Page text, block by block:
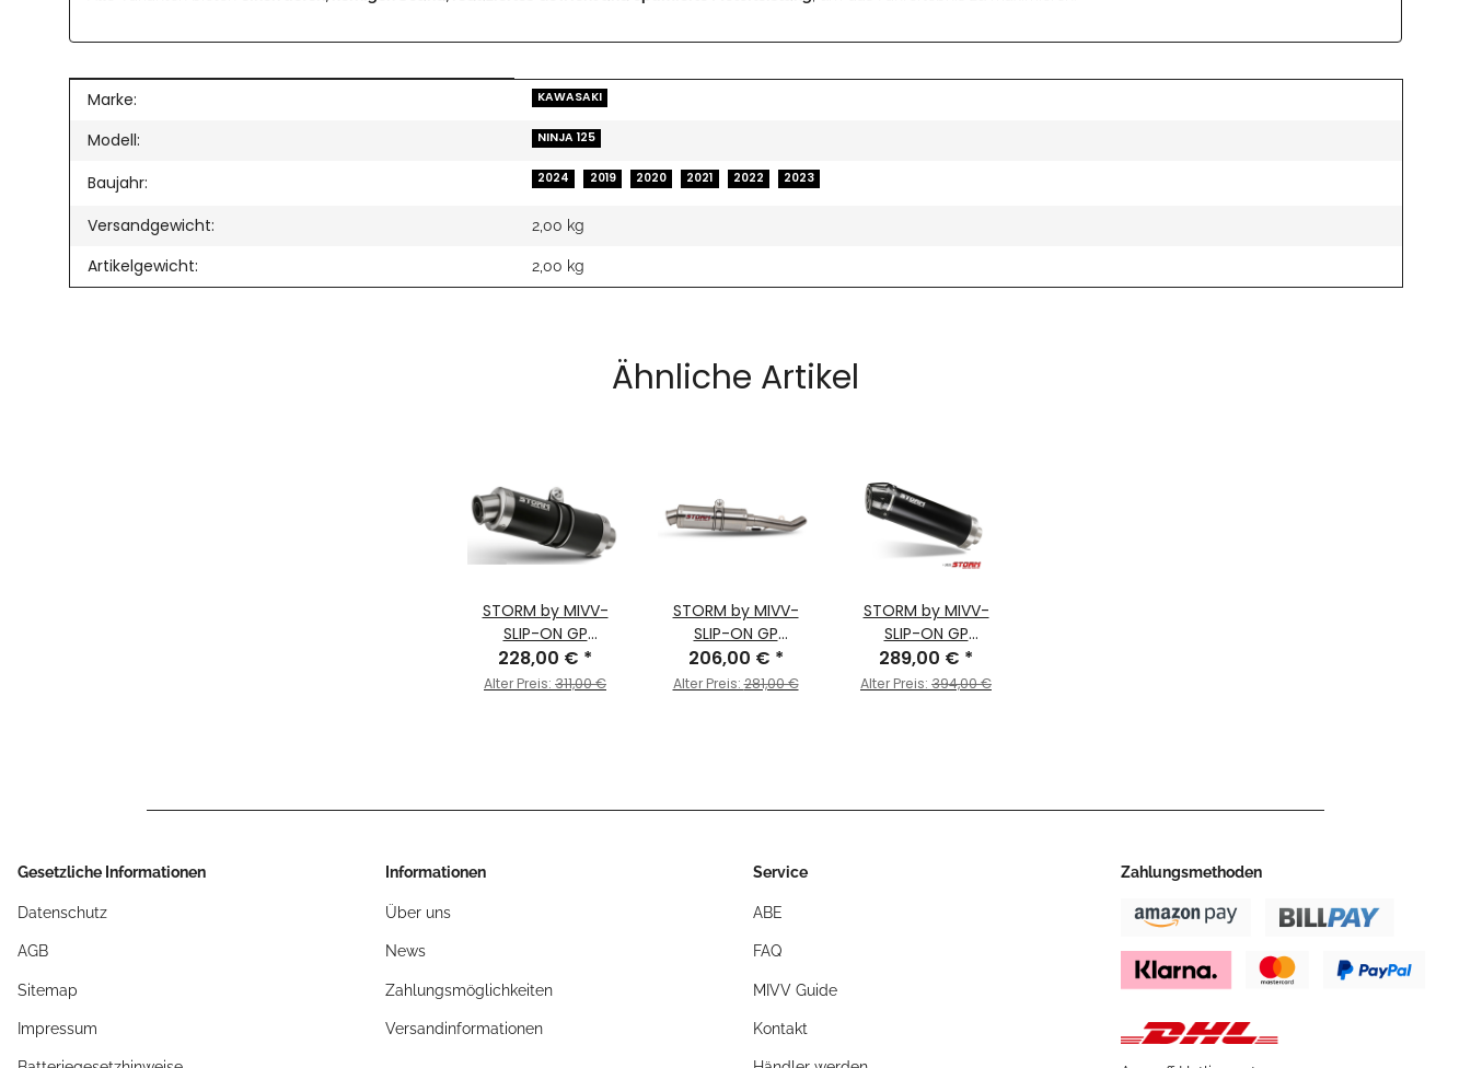
Produkteigenschaft
Wert
Marke: KAWASAKI
Modell: NINJA 125
Baujahr: 2024 2019 2020 2021 2022 2023
Versandgewicht: 2,00 kg
Artikelgewicht: 2,00 kg
Ähnliche Artikel
STORM by MIVV-
SLIP-ON GP
Edelstahl Schwarz
für KAWASAKI NINJA
228,00 € *
Alter Preis: 311,00 €
STORM by MIVV-
SLIP-ON GP
Edelstahl für
KAWASAKI NINJA 125
206,00 € *
Alter Preis:281,00 €
STORM by MIVV-
SLIP-ON GP
Edelstahl schwarz
mit
289,00 € *
Alter Preis: 394,00 €
Gesetzliche Informationen
Datenschutz
AGB
Sitemap
Impressum
Informationen
Über uns
News
Zahlungsmöglichkeiten
Versandinformationen
Service
ABE
FAQ
MIVV Guide
Kontakt
Zahlungsmethoden